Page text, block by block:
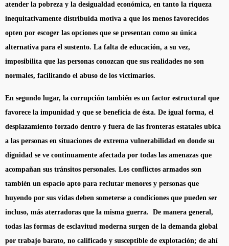
atender la pobreza y la desigualdad económica, en tanto la riqueza
inequitativamente distribuida motiva a que los menos favorecidos
opten por escoger las opciones que se presentan como su única
alternativa para el sustento. La falta de educación, a su vez,
imposibilita que las personas conozcan que sus realidades no son
normales, facilitando el abuso de los victimarios.
En segundo lugar, la corrupción también es un factor estructural que
favorece la impunidad y que se beneficia de ésta. De igual forma, el
desplazamiento forzado dentro y fuera de las fronteras estatales ubica
a las personas en situaciones de extrema vulnerabilidad en donde su
dignidad se ve continuamente afectada por todas las amenazas que
acompañan sus tránsitos personales. Los conflictos armados son
también un espacio apto para reclutar menores y personas que
huyendo por sus vidas deben someterse a condiciones que pueden ser
incluso, más aterradoras que la misma guerra. De manera general,
todas las formas de esclavitud moderna surgen de la demanda global
por trabajo barato, no calificado y susceptible de explotación; de ahí